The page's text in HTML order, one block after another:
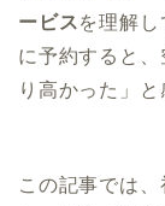
ービスを理解
に予約すると
り高かった」と
この記事では